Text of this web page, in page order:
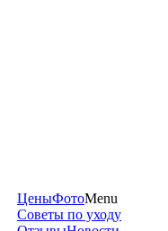
ЦеныФото
Советы по уходу
Menu